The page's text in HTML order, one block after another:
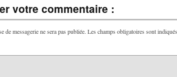
votre commentaire :
de messagerie ne sera pas publiée. Les champs obligatoires sont